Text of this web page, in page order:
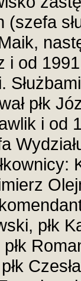
(szefa
od 1991
płk
i od
płk